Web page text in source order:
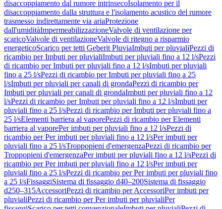
disaccoppiamento dal rumore intrinsecoIsolamento per il
disaccoppiamento dalla struttura e l'isolamento acustico del rumore
trasmesso indirettamente via ariaProtezione
dall'umiditàImpermeabilizzazioneValvole di ventilazione per
scaricoValvole di ventilazioneValvole di ritegno a risparmio
energeticoScarico per tetti Geberit PluviaImbuti per pluvialiPezzi di
ricambio per Imbuti per pluvialiImbuti per pluviali fino a 12 l/sPezzi
di ricambio per Imbuti per pluviali fino a 12 l/sImbuti per pluviali
fino a 25 l/sPezzi di ricambio per Imbuti per pluviali fino a 25
l/sImbuti per pluviali per canali di grondaPezzi di ricambio per
Imbuti per pluviali per canali di grondaImbuti per pluviali fino a 12
l/sPezzi di ricambio per Imbuti per pluviali fino a 12 l/sImbuti per
pluviali fino a 25 l/sPezzi di ricambio per Imbuti per pluviali fino a
25 l/sElementi barriera al vaporePezzi di ricambio per Elementi
barriera al vaporePer imbuti per pluviali fino a 12 l/sPezzi di
ricambio per Per imbuti per pluviali fino a 12 l/sPer imbuti per
pluviali fino a 25 l/sTroppopieni d'emergenzaPezzi di ricambio per
Troppopieni d'emergenzaPer imbuti per pluviali fino a 12 l/sPezzi di
ricambio per Per imbuti per pluviali fino a 12 l/sPer imbuti per
pluviali fino a 25 l/sPezzi di ricambio per Per imbuti per pluviali fino
a 25 l/sFissaggiSistema di fissaggio d40–200Sistema di fissaggio
d250–315AccessoriPezzi di ricambio per AccessoriPer imbuti per
pluvialiPezzi di ricambio per Per imbuti per pluvialiPer